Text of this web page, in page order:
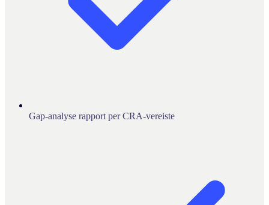
Gap-analyse rapport per CRA-vereiste